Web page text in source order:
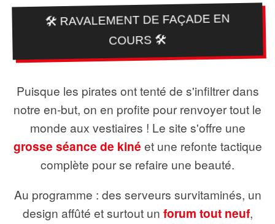
🛠️ RAVALEMENT DE FAÇADE EN
COURS 🛠️
Puisque les pirates ont tenté de s'infiltrer dans
notre en-but, on en profite pour renvoyer tout le
monde aux vestiaires ! Le site s'offre une
grosse séance de kiné et une refonte tactique
complète pour se refaire une beauté.
Au programme : des serveurs survitaminés, un
design affûté et surtout un forum tout neuf,